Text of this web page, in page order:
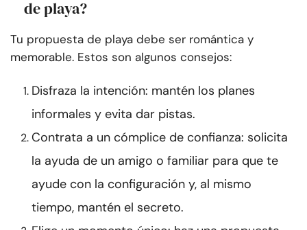
de playa?
Tu propuesta de playa debe ser romántica y
memorable. Estos son algunos consejos:
Disfraza la intención: mantén los planes
informales y evita dar pistas.
Contrata a un cómplice de confianza: solicita
la ayuda de un amigo o familiar para que te
ayude con la configuración y, al mismo
tiempo, mantén el secreto.